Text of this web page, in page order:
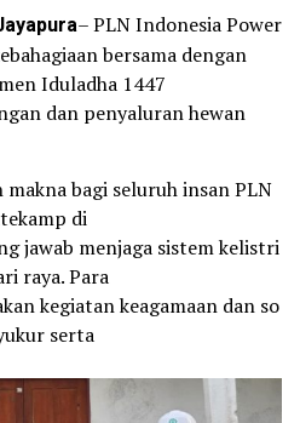
– PLN Indonesia Power
bersama dengan
Iduladha 1447
dan penyaluran hewan
bagi seluruh insan PLN
di
jawab menjaga sistem kelistri
raya. Para
kegiatan keagamaan dan so
serta